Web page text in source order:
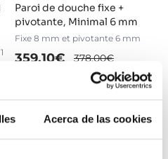
Acerca de las cookies
Paroi de douche fixe +
pivotante, Minimal 6 mm
Fixe 8 mm et pivotante 6 mm
359,10€ 378,00€
à partir de 119,70€/mois
›